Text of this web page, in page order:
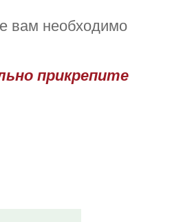
вам необходимо
прикрепите